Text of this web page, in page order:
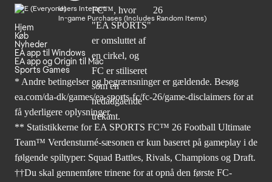
Users Interact
In-game Purchases (Includes Random Items)
Hjem
Køb
Nyheder
EA app til Windows
EA app og Origin til Mac
Sports Games
* Andre betingelser og begrænsninger er gældende. Besøg
ea.com/da-dk/games/ea-sports-fc/fc-26/game-disclaimers for at
få yderligere oplysninger.
** Statistikkerne for EA SPORTS FC™ 26 Football Ultimate
Team™ Verdensturné-sæsonen er kun baseret på gameplay i de
følgende spiltyper: Squad Battles, Rivals, Champions og Draft.
††Du skal gennemføre trinene for at opnå den første FC-